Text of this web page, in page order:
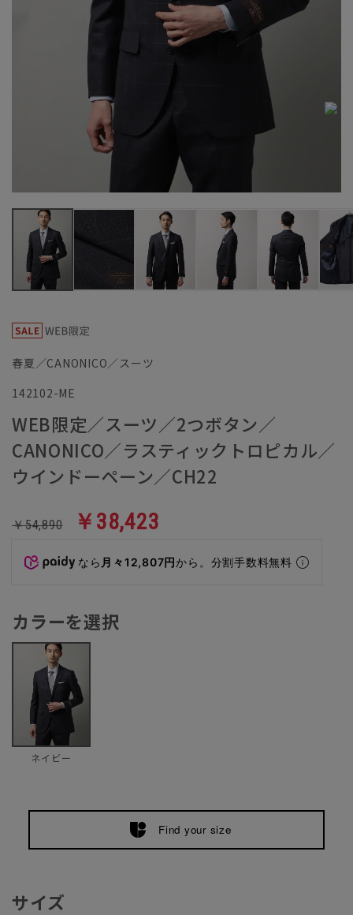
春夏／CANONICO／スーツ
142102-ME
WEB限定／スーツ／2つボタン／
CANONICO／ラスティックトロピカル／
ウインドーペーン／CH22
￥54,890 ￥38,423
なら 月々12,807円から。分割手数料無料
カラーを選択
ネイビー
Find your size
サイズ